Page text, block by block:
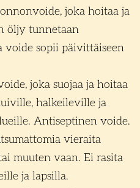
joka hoitaa ja
öljy tunnetaan
voide sopii päivittäiseen
joka suojaa ja hoitaa
halkeileville ja
Antiseptinen voide.
vieraita
muuten vaan. Ei rasita
ja lapsilla.